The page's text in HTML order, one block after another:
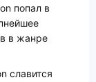
попал в
в жанре
славится